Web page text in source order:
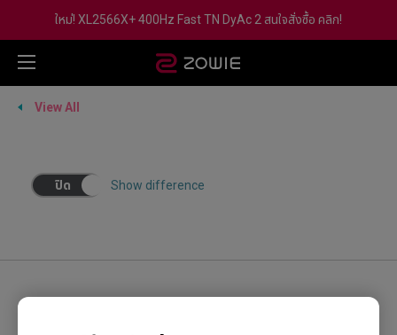
ใหม่! XL2566X+ 400Hz Fast TN DyAc 2 สนใจสั่งซื้อ คลิก!
View All
ปิด Show difference
ติดตามเรา